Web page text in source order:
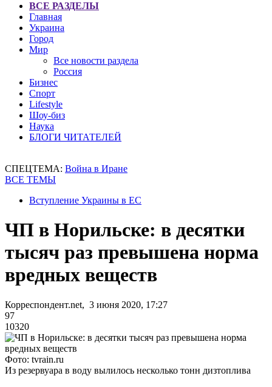
ВСЕ РАЗДЕЛЫ
Главная
Украина
Город
Мир
Все новости раздела
Россия
Бизнес
Спорт
Lifestyle
Шоу-биз
Наука
БЛОГИ ЧИТАТЕЛЕЙ
СПЕЦТЕМА: Война в Иране
ВСЕ ТЕМЫ
Вступление Украины в ЕС
ЧП в Норильске: в десятки
тысяч раз превышена норма
вредных веществ
Корреспондент.net, 3 июня 2020, 17:27
97
10320
Фото: tvrain.ru
Из резервуара в воду вылилось несколько тонн дизтоплива